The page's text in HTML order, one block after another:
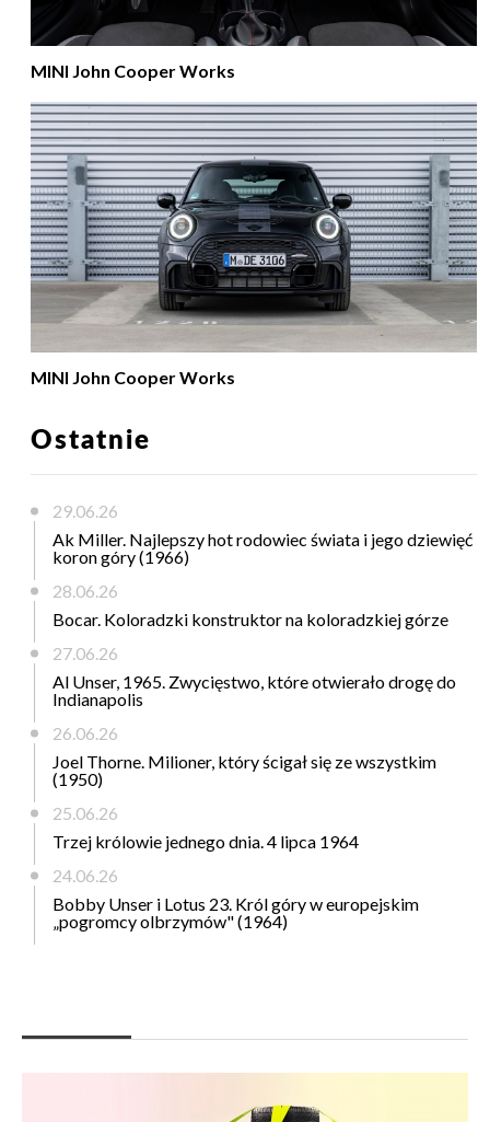
MINI John Cooper Works
MINI John Cooper Works
Ostatnie
29.06.26
Ak Miller. Najlepszy hot rodowiec świata i jego dziewięć
koron góry (1966)
28.06.26
Bocar. Koloradzki konstruktor na koloradzkiej górze
27.06.26
Al Unser, 1965. Zwycięstwo, które otwierało drogę do
Indianapolis
26.06.26
Joel Thorne. Milioner, który ścigał się ze wszystkim
(1950)
25.06.26
Trzej królowie jednego dnia. 4 lipca 1964
24.06.26
Bobby Unser i Lotus 23. Król góry w europejskim
„pogromcy olbrzymów" (1964)